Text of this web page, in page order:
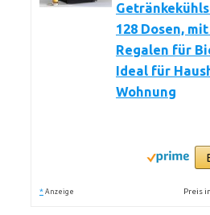
128 Dosen,
Regalen für
Ideal für
Wohnung
* Anzeige Preis